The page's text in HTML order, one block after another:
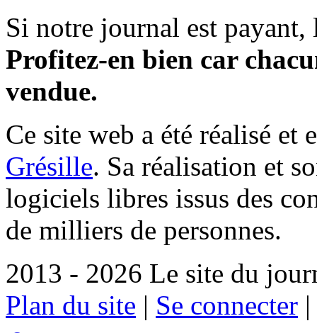
Si notre journal est payant,
Profitez-en bien car
vendue.
Ce site web a été réalisé et
Grésille. Sa réalisation et
logiciels libres issus des
de milliers de personnes.
2013 - 2026 Le site du
Plan du site | Se connecter |